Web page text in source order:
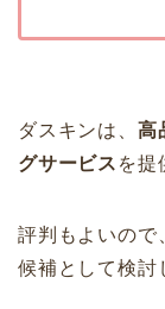
ダスキンは、 高
グサービス を提
評判もよいので
候補として検討